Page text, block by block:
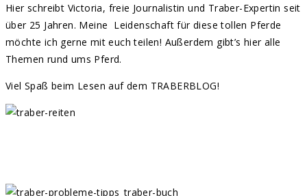
Hier schreibt Victoria, freie Journalistin und Traber-Expertin seit
über 25 Jahren. Meine Leidenschaft für diese tollen Pferde
möchte ich gerne mit euch teilen! Außerdem gibt’s hier alle
Themen rund ums Pferd.
Viel Spaß beim Lesen auf dem TRABERBLOG!